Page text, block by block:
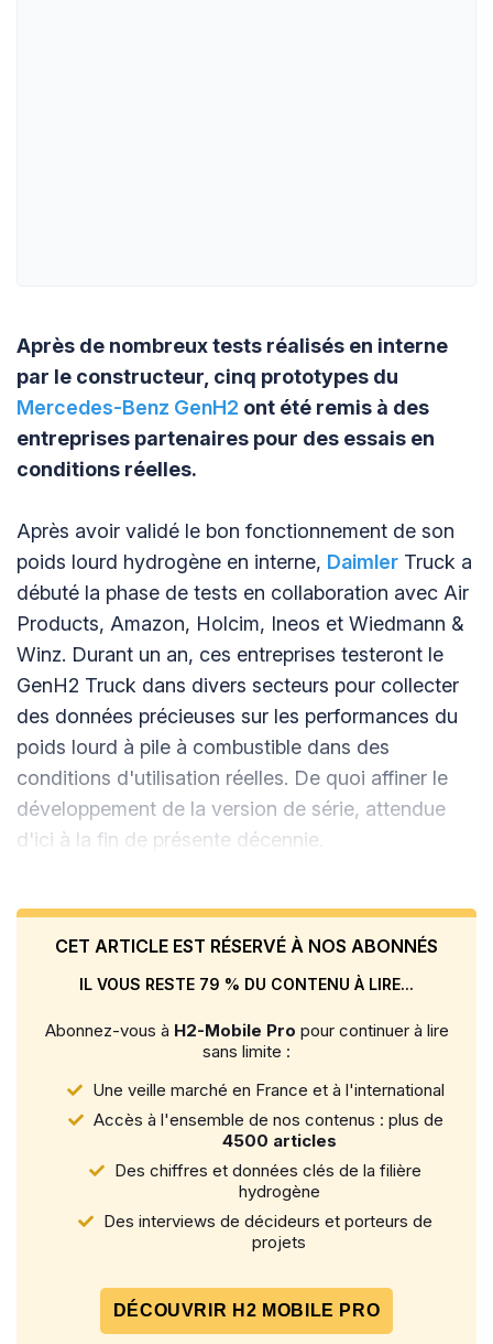
Après de nombreux tests réalisés en interne
par le constructeur, cinq prototypes du
Mercedes-Benz GenH2 ont été remis à des
entreprises partenaires pour des essais en
conditions réelles.
Après avoir validé le bon fonctionnement de son
poids lourd hydrogène en interne, Daimler Truck a
débuté la phase de tests en collaboration avec Air
Products, Amazon, Holcim, Ineos et Wiedmann &
Winz. Durant un an, ces entreprises testeront le
GenH2 Truck dans divers secteurs pour collecter
des données précieuses sur les performances du
poids lourd à pile à combustible dans des
conditions d'utilisation réelles. De quoi affiner le
développement de la version de série, attendue
d'ici à la fin de présente décennie.
CET ARTICLE EST RÉSERVÉ À NOS ABONNÉS
IL VOUS RESTE 79 % DU CONTENU À LIRE...
Abonnez-vous à H2-Mobile Pro pour continuer à lire
sans limite :
Une veille marché en France et à l'international
Accès à l'ensemble de nos contenus : plus de
4500 articles
Des chiffres et données clés de la filière
hydrogène
Des interviews de décideurs et porteurs de
projets
DÉCOUVRIR H2 MOBILE PRO